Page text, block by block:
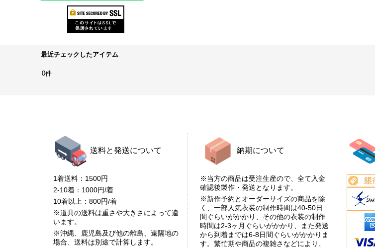
最近チェックしたアイテム
0件
送料と発送について
1着送料：1500円
2-10着：1000円/着
10着以上：800円/着
※道具の送料は重さや大きさによって違
います。
※沖縄、鹿児島及び他の離島、遠隔地の
場合、送料は別途で計算します。
納期について
※当方の商品は受注生産ので、全て入金
確認後製作・発送となります。
※新作予約とオーダーサイズの商品を除
く、一部人気衣装の制作時間は40-50日
間ぐらいがかかり、その他の衣装の制作
時間は2-3ヶ月ぐらいがかかり、また発送
から到着までは6-8日間ぐらいがかかりま
す。繁忙期や商品の複雑さなどにより、